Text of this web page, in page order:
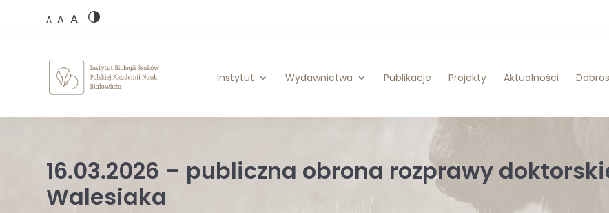
A A A
Instytut Wydawnictwa Publikacje Projekty Aktualności
16.03.2026 – publiczna obrona rozprawy
Walesiaka